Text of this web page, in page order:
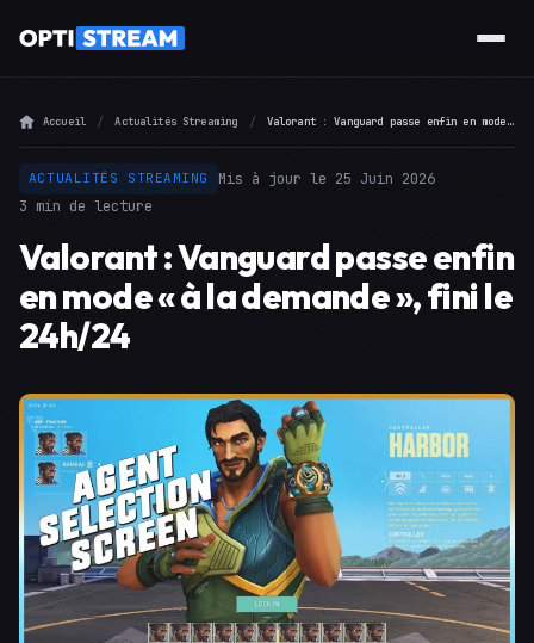
Accueil Actualités Streaming Valorant : Vanguard passe enfin en mode « à la demande », fini le 24h/24
ACTUALITÉS STREAMING
Mis à jour le 25 Juin 2026
3 min de lecture
Valorant : Vanguard passe enfin
en mode « à la demande », fini le
24h/24